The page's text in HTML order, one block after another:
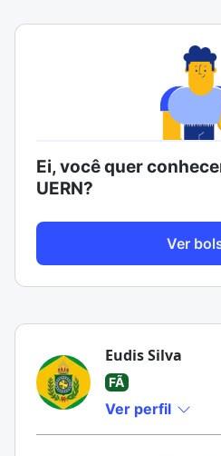
Ei, você quer
UERN?
Ver
Eudis Silva
FÃ
Ver perfil